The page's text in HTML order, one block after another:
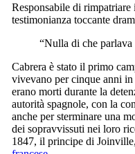
Responsabile di
testimonianza toccante
“Nulla di che
Cabrera è stato il primo
vivevano per cinque anni
erano morti durante la
autorità spagnole, con la
anche per sterminare una
dei sopravvissuti nei loro
1847, il principe di Joinville